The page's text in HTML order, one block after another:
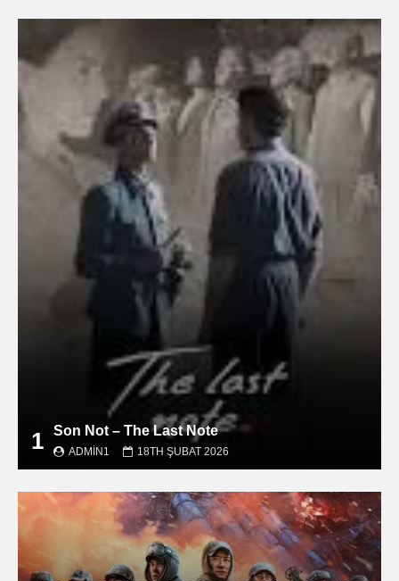
1 Son Not – The Last Note
ADMIN1 18TH ŞUBAT 2026